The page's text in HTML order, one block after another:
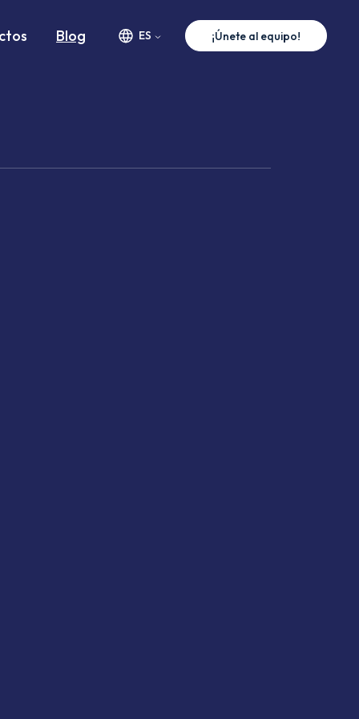
Blog ES ¡Únete al equipo!